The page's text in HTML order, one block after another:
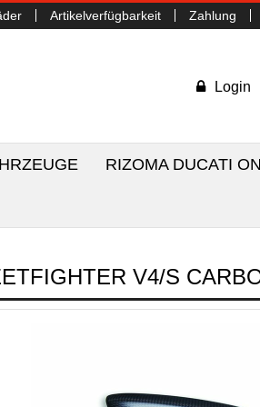
Artikelverfügbarkeit Zahlung
Login
RIZOMA DUCATI
V4/S